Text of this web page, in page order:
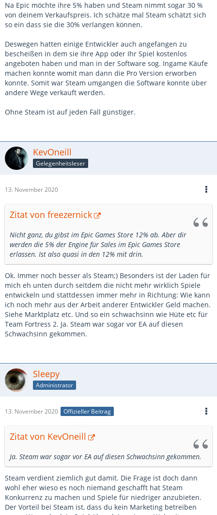
Na Epic möchte ihre 5% haben und Steam nimmt sogar 30 %
von deinem Verkaufspreis. Ich schätze mal Steam schätzt sich
so ein dass sie die 30% verlangen können.
Deswegen hatten einige Entwickler auch angefangen zu
bescheißen in dem sie ihre App oder Ihr Spiel kostenlos
angeboten haben und man in der Software sog. Ingame Käufe
machen konnte womit man dann die Pro Version erworben
konnte. Somit war Steam umgangen die Software konnte über
andere Wege verkauft werden.
Ohne Steam ist auf jeden Fall günstiger.
KevOneill
Gelegenheitsleser
13. November 2020
Zitat von freezernick
Nicht ganz, du gibst im Epic Games Store 12% ab. Aber dir
werden die 5% der Engine für Sales im Epic Games Store
erlassen. Ist also quasi in den 12% mit drin.
Ok. Immer noch besser als Steam;) Besonders ist der Laden für
mich eh unten durch seitdem die nicht mehr wirklich Spiele
entwickeln und stattdessen immer mehr in Richtung: Wie kann
ich noch mehr aus der Arbeit anderer Entwickler Geld machen.
Siehe Marktplatz etc. Und so ein schwachsinn wie Hüte etc für
Team Fortress 2. Ja. Steam war sogar vor EA auf diesen
Schwachsinn gekommen.
Sleepy
Administrator
13. November 2020 Offizieller Beitrag
Zitat von KevOneill
Ja. Steam war sogar vor EA auf diesen Schwachsinn gekommen.
Steam verdient ziemlich gut damit. Die Frage ist doch dann
wohl eher wieso es noch niemand geschafft hat Steam
Konkurrenz zu machen und Spiele für niedriger anzubieten.
Der Vorteil bei Steam ist, dass du kein Marketing betreiben